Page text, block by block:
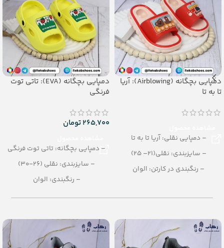
جنس: PU
دمپایی بچگانه (Airblowing): آریا
تا به تا
– دمپایی نقلی: آریا تا به تا
– سایزبندی: نقلی(21– 25)
– رنگبندی در کارتن: الوان
– جنس: Airblowing
دمپایی بچگانه (EVA): تاتی توت
فرنگی
265,700تومان
– دمپایی بچگانه: تاتی توت فرنگی
– سایزبندی: نقلی (26-30)
– رنگبندی: الوان